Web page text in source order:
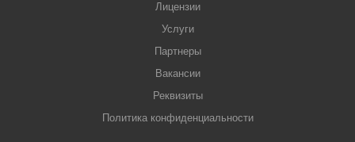
Лицензии
Услуги
Партнеры
Вакансии
Реквизиты
Политика конфиденциальности